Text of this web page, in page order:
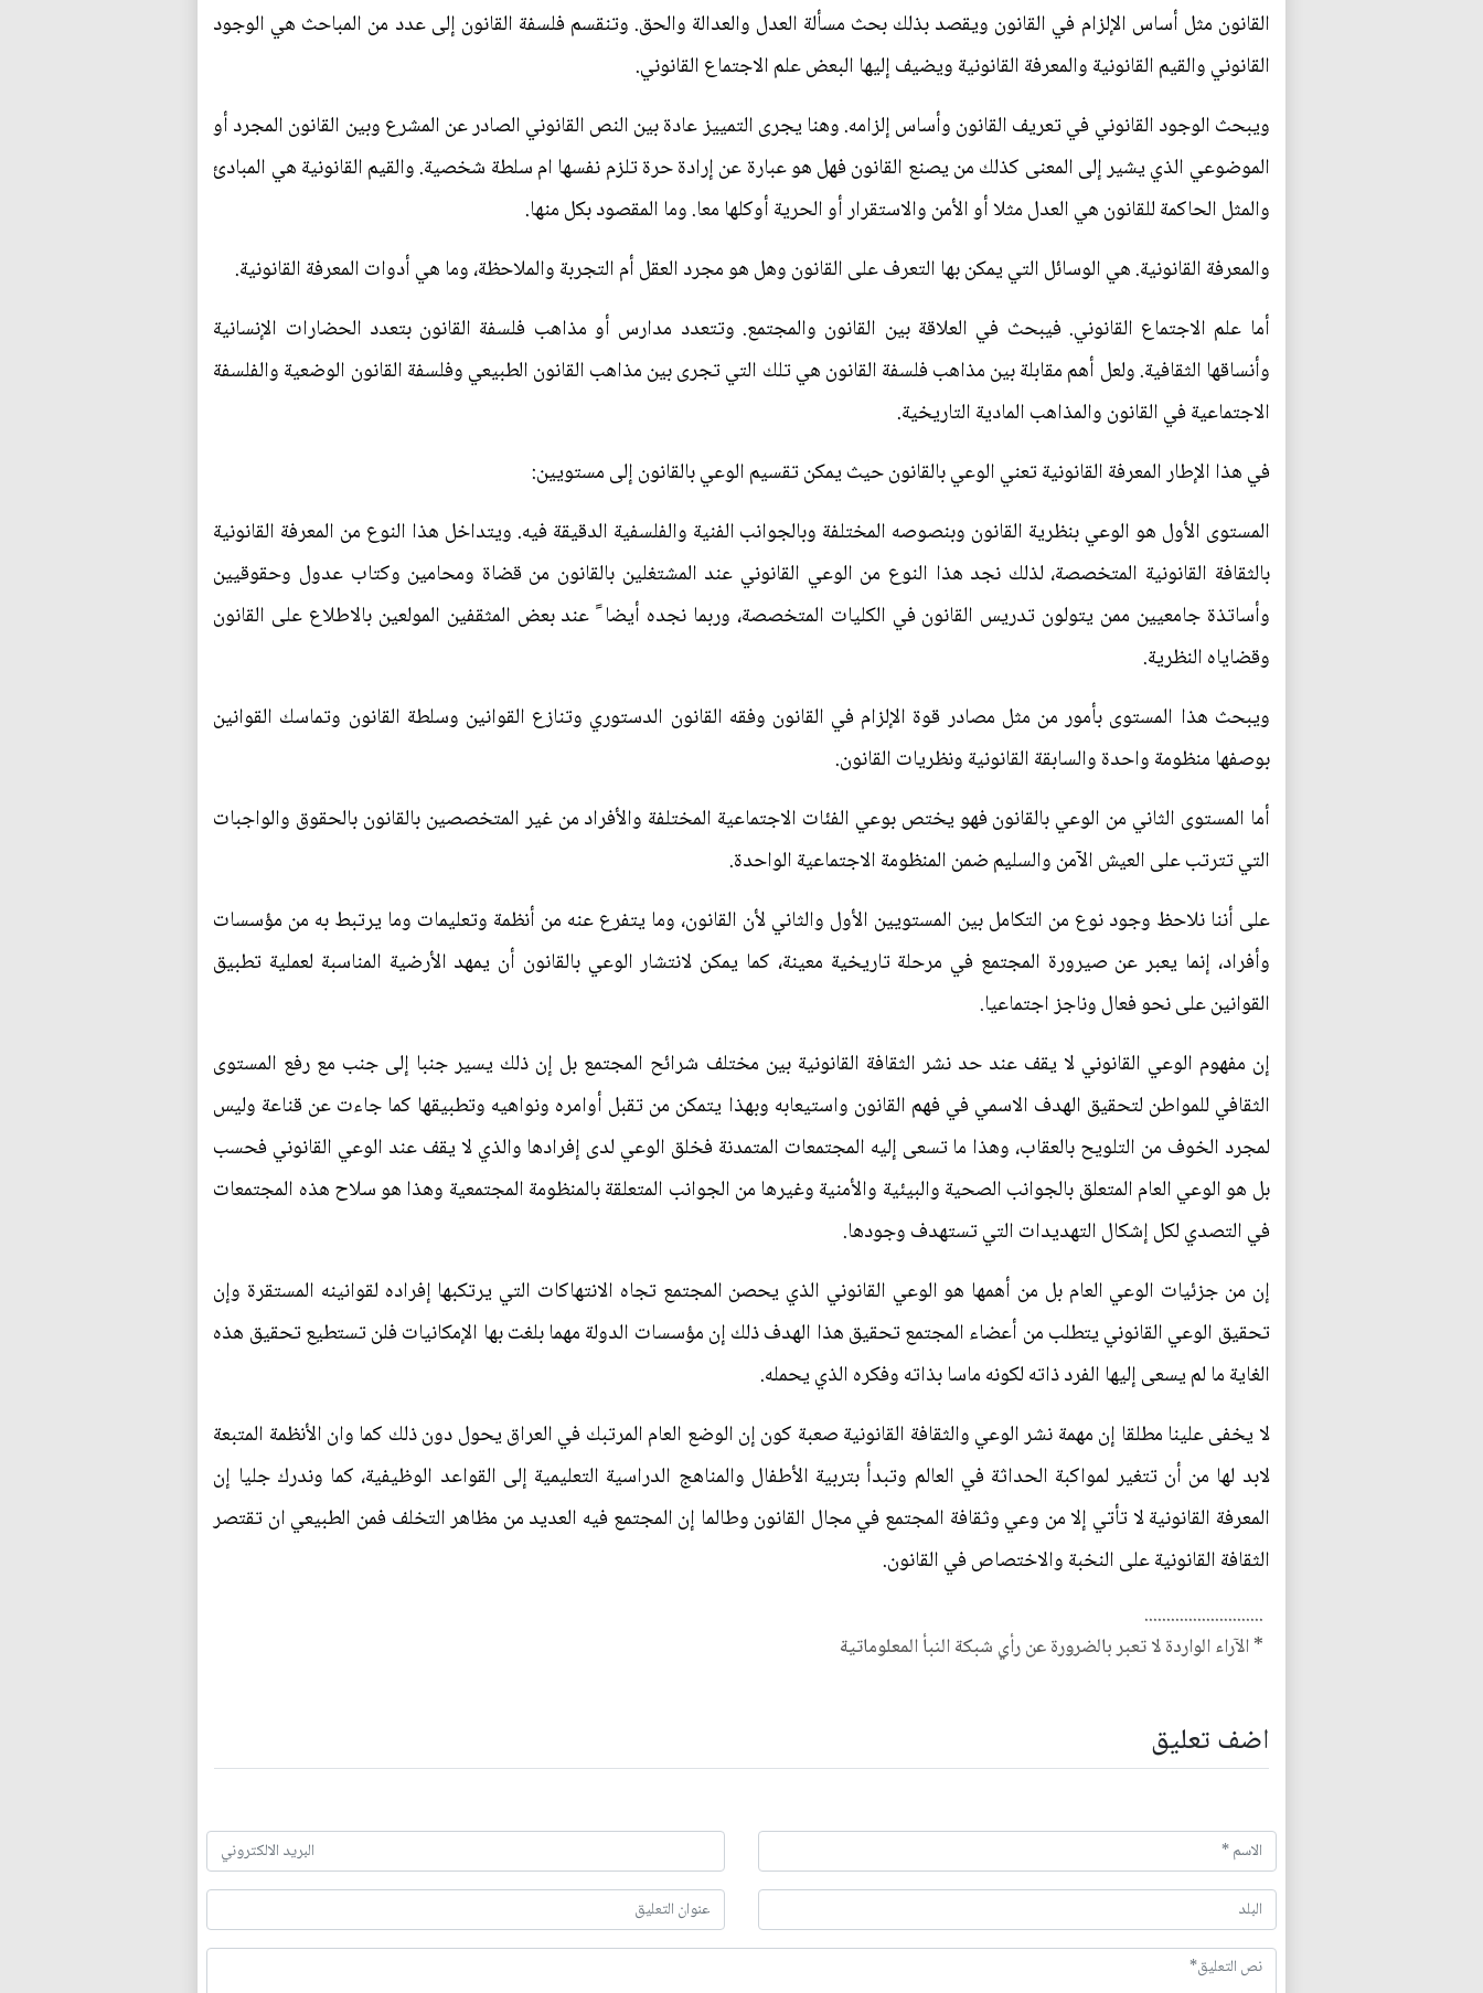
القانون مثل أساس الإلزام في القانون ويقصد بذلك بحث مسألة العدل والعدالة والحق. وتنقسم فلسفة القانون إلى عدد من المباحث هي الوجود
القانوني والقيم القانونية والمعرفة القانونية ويضيف إليها البعض علم الاجتماع القانوني.
ويبحث الوجود القانوني في تعريف القانون وأساس إلزامه. وهنا يجرى التمييز عادة بين النص القانوني الصادر عن المشرع وبين القانون المجرد أو
الموضوعي الذي يشير إلى المعنى كذلك من يصنع القانون فهل هو عبارة عن إرادة حرة تلزم نفسها ام سلطة شخصية. والقيم القانونية هي المبادئ
والمثل الحاكمة للقانون هي العدل مثلا أو الأمن والاستقرار أو الحرية أوكلها معا. وما المقصود بكل منها.
والمعرفة القانونية. هي الوسائل التي يمكن بها التعرف على القانون وهل هو مجرد العقل أم التجربة والملاحظة، وما هي أدوات المعرفة القانونية.
أما علم الاجتماع القانوني. فيبحث في العلاقة بين القانون والمجتمع. وتتعدد مدارس أو مذاهب فلسفة القانون بتعدد الحضارات الإنسانية
وأنساقها الثقافية. ولعل أهم مقابلة بين مذاهب فلسفة القانون هي تلك التي تجرى بين مذاهب القانون الطبيعي وفلسفة القانون الوضعية والفلسفة
الاجتماعية في القانون والمذاهب المادية التاريخية.
في هذا الإطار المعرفة القانونية تعني الوعي بالقانون حيث يمكن تقسيم الوعي بالقانون إلى مستويين:
المستوى الأول هو الوعي بنظرية القانون وبنصوصه المختلفة وبالجوانب الفنية والفلسفية الدقيقة فيه. ويتداخل هذا النوع من المعرفة القانونية
بالثقافة القانونية المتخصصة، لذلك نجد هذا النوع من الوعي القانوني عند المشتغلين بالقانون من قضاة ومحامين وكتاب عدول وحقوقيين
وأساتذة جامعيين ممن يتولون تدريس القانون في الكليات المتخصصة، وربما نجده أيضا ً عند بعض المثقفين المولعين بالاطلاع على القانون
وقضاياه النظرية.
ويبحث هذا المستوى بأمور من مثل مصادر قوة الإلزام في القانون وفقه القانون الدستوري وتنازع القوانين وسلطة القانون وتماسك القوانين
بوصفها منظومة واحدة والسابقة القانونية ونظريات القانون.
أما المستوى الثاني من الوعي بالقانون فهو يختص بوعي الفئات الاجتماعية المختلفة والأفراد من غير المتخصصين بالقانون بالحقوق والواجبات
التي تترتب على العيش الآمن والسليم ضمن المنظومة الاجتماعية الواحدة.
على أننا نلاحظ وجود نوع من التكامل بين المستويين الأول والثاني لأن القانون، وما يتفرع عنه من أنظمة وتعليمات وما يرتبط به من مؤسسات
وأفراد، إنما يعبر عن صيرورة المجتمع في مرحلة تاريخية معينة، كما يمكن لانتشار الوعي بالقانون أن يمهد الأرضية المناسبة لعملية تطبيق
القوانين على نحو فعال وناجز اجتماعيا.
إن مفهوم الوعي القانوني لا يقف عند حد نشر الثقافة القانونية بين مختلف شرائح المجتمع بل إن ذلك يسير جنبا إلى جنب مع رفع المستوى
الثقافي للمواطن لتحقيق الهدف الاسمي في فهم القانون واستيعابه وبهذا يتمكن من تقبل أوامره ونواهيه وتطبيقها كما جاءت عن قناعة وليس
لمجرد الخوف من التلويح بالعقاب، وهذا ما تسعى إليه المجتمعات المتمدنة فخلق الوعي لدى إفرادها والذي لا يقف عند الوعي القانوني فحسب
بل هو الوعي العام المتعلق بالجوانب الصحية والبيئية والأمنية وغيرها من الجوانب المتعلقة بالمنظومة المجتمعية وهذا هو سلاح هذه المجتمعات
في التصدي لكل إشكال التهديدات التي تستهدف وجودها.
إن من جزئيات الوعي العام بل من أهمها هو الوعي القانوني الذي يحصن المجتمع تجاه الانتهاكات التي يرتكبها إفراده لقوانينه المستقرة وإن
تحقيق الوعي القانوني يتطلب من أعضاء المجتمع تحقيق هذا الهدف ذلك إن مؤسسات الدولة مهما بلغت بها الإمكانيات فلن تستطيع تحقيق هذه
الغاية ما لم يسعى إليها الفرد ذاته لكونه ماسا بذاته وفكره الذي يحمله.
لا يخفى علينا مطلقا إن مهمة نشر الوعي والثقافة القانونية صعبة كون إن الوضع العام المرتبك في العراق يحول دون ذلك كما وان الأنظمة المتبعة
لابد لها من أن تتغير لمواكبة الحداثة في العالم وتبدأ بتربية الأطفال والمناهج الدراسية التعليمية إلى القواعد الوظيفية، كما وندرك جليا إن
المعرفة القانونية لا تأتي إلا من وعي وثقافة المجتمع في مجال القانون وطالما إن المجتمع فيه العديد من مظاهر التخلف فمن الطبيعي ان تقتصر
الثقافة القانونية على النخبة والاختصاص في القانون.
...........................
* الآراء الواردة لا تعبر بالضرورة عن رأي شبكة النبأ المعلوماتية
اضف تعليق